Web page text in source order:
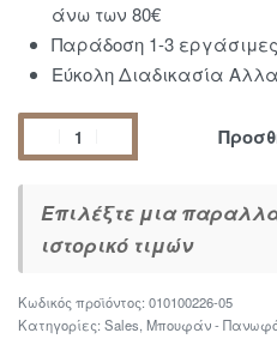
άνω των 80€
Παράδοση 1-3
Εύκολη Διαδικασία
Επιλέξτε μια
ιστορικό τιμών
010100226-05
Κατηγορίες: Sales Μπουφάν -